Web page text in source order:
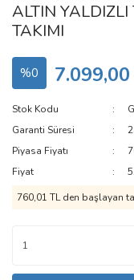
ALTIN
TAKIMI
%0
Stok Kodu
Garanti Süresi
Piyasa Fiyatı
Fiyat
760,01 TL den başlayan